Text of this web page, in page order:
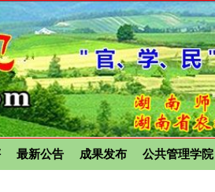
最新公告 成果发布 公共管理学院